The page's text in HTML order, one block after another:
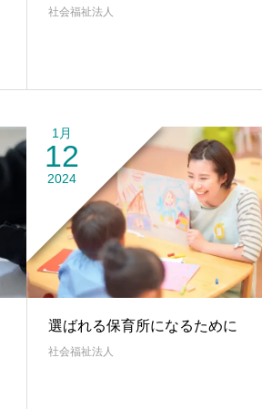
社会福祉法人
1月
12
2024
選ばれる保育所になるために
社会福祉法人